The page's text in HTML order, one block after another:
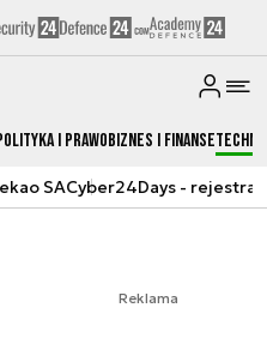
i prawoBiznes i Finanse
SACyber24Days -
Reklama